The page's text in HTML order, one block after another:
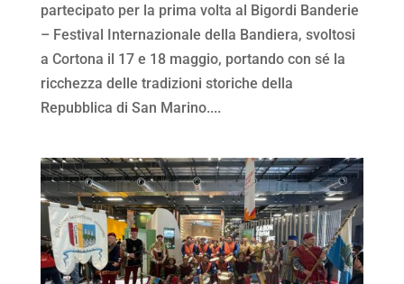
partecipato per la prima volta al Bigordi Banderie
– Festival Internazionale della Bandiera, svoltosi
a Cortona il 17 e 18 maggio, portando con sé la
ricchezza delle tradizioni storiche della
Repubblica di San Marino....